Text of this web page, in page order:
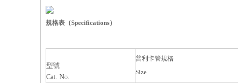
規格表（Specifications）
型號
Cat. No.
普利卡管規格
Size